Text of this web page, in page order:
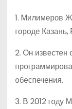
1. Милимеров
городе Казань,
2. Он известен
обеспечения.
3. В 2012 году